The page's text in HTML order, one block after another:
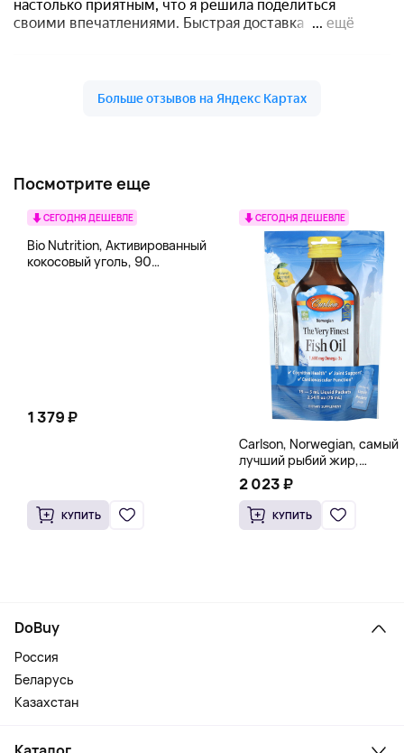
Посмотрите еще
СЕГОДНЯ ДЕШЕВЛЕ
Bio Nutrition, Активированный
кокосовый уголь, 90
1 379 ₽
КУПИТЬ
СЕГОДНЯ ДЕШЕВЛЕ
Carlson, Norwegian, самый
лучший рыбий жир,
натуральный лимон, 15
пакетиков (5 мл) каждый
2 023 ₽
КУПИТЬ
DoBuy
Россия
Беларусь
Казахстан